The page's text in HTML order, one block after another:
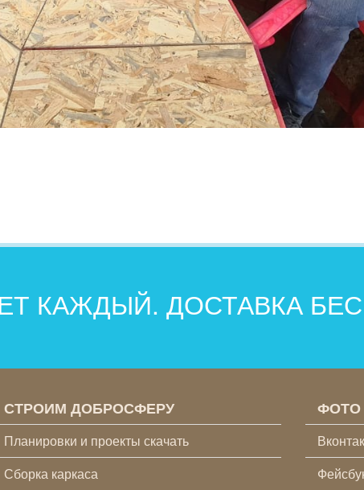
КАЖДЫЙ. ДОСТАВКА
СТРОИМ ДОБРОСФЕРУ
Планировки и проекты скачать
Сборка каркаса
ФОТО